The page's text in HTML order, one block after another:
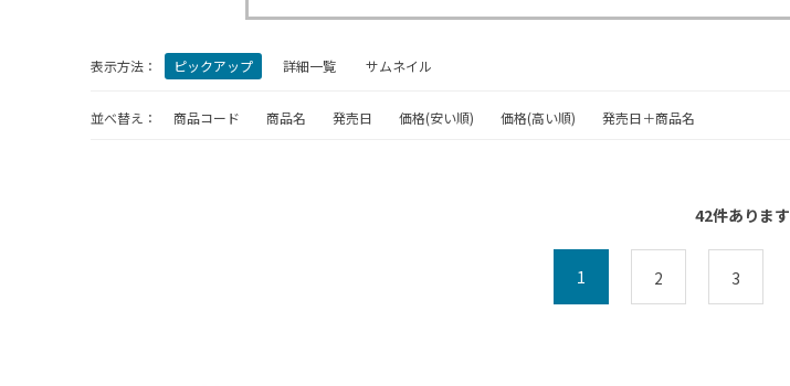
表示方法： ピックアップ 詳細一覧 サムネイル
並べ替え： 商品コード 商品名 発売日 価格(安い順) 価格(高い順) 発売日＋商品名
42件あります
1 2 3